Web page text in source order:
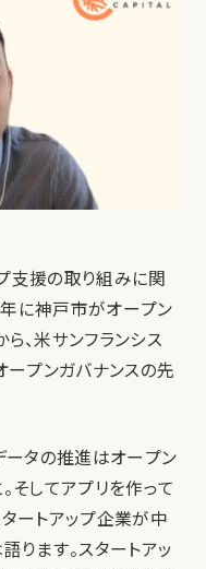
支援の取り組みに関
年に神戸市がオープン
、米サンフランシス
ープンガバナンスの先
ータの推進はオープン
そしてアプリを作って
ートアップ企業が中
ります。スタートアッ